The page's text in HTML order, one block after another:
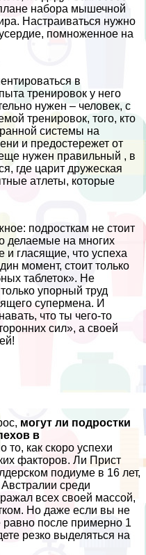
набора мышечной
Настраиваться нужно
помноженное на
в
тренировок у него
нужен – человек, с
тренировок, того, кто
системы на
и предостережет от
нужен правильный , в
где царит дружеская
атлеты, которые
подросткам не стоит
делаемые на многих
и гласящие, что успеха
момент, стоит только
таблеток». Не
упopный труд
супермена. И
что ты чего-то
сил», а своей
могут ли подростки
в
то, как скоро успехи
факторов. Ли Прист
подиуме в 16 лет,
среди
всех своей массой,
Но даже если вы не
равно после примерно 1
резко выделяться на